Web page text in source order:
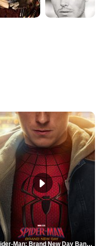
Spider-Man: Brand New Day Bande-annonce VO STFR